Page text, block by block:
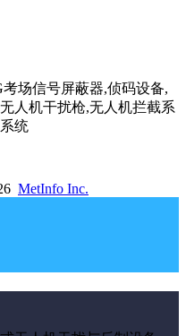
场信号屏蔽器,侦码设备,
人机干扰枪,无人机拦截系
统
MetInfo Inc.